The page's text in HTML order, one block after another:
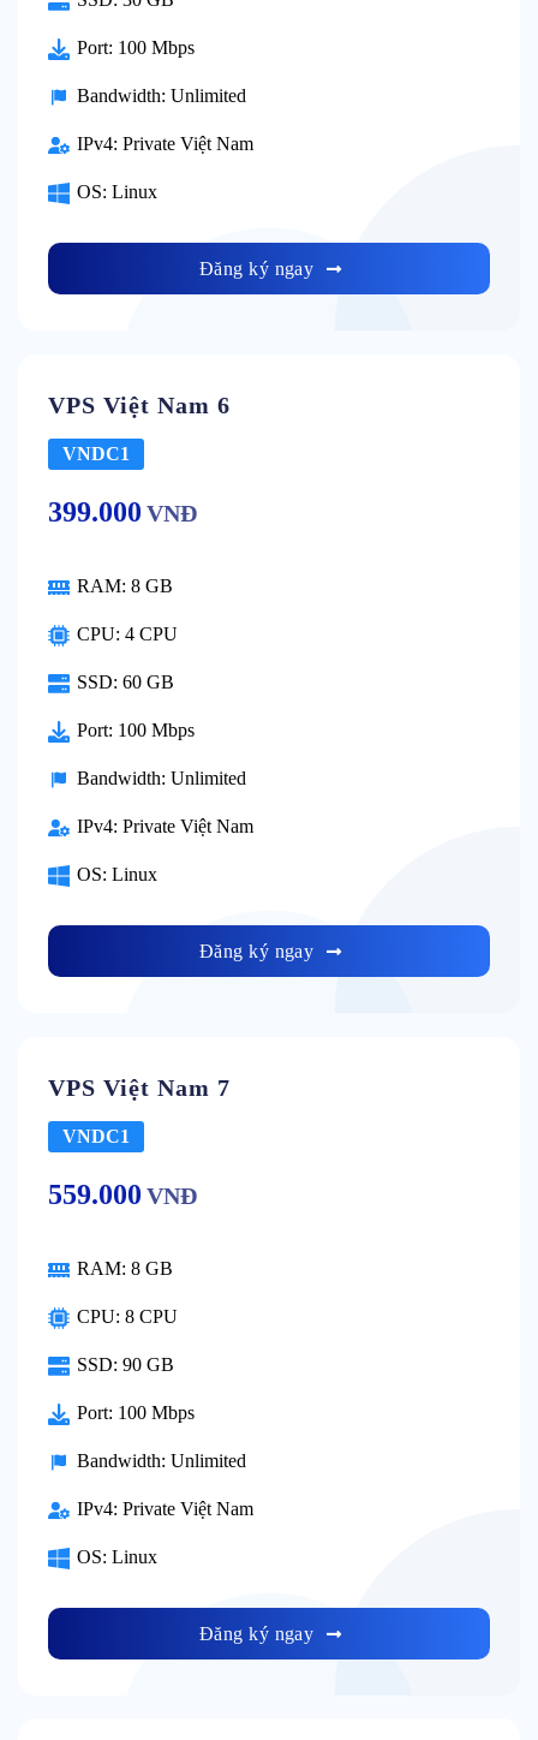
Port: 100 Mbps
Bandwidth: Unlimited
IPv4: Private Việt Nam
OS: Linux
Đăng ký ngay
VPS Việt Nam 6
VNDC1
399.000 VNĐ
RAM: 8 GB
CPU: 4 CPU
SSD: 60 GB
Port: 100 Mbps
Bandwidth: Unlimited
IPv4: Private Việt Nam
OS: Linux
Đăng ký ngay
VPS Việt Nam 7
VNDC1
559.000 VNĐ
RAM: 8 GB
CPU: 8 CPU
SSD: 90 GB
Port: 100 Mbps
Bandwidth: Unlimited
IPv4: Private Việt Nam
OS: Linux
Đăng ký ngay